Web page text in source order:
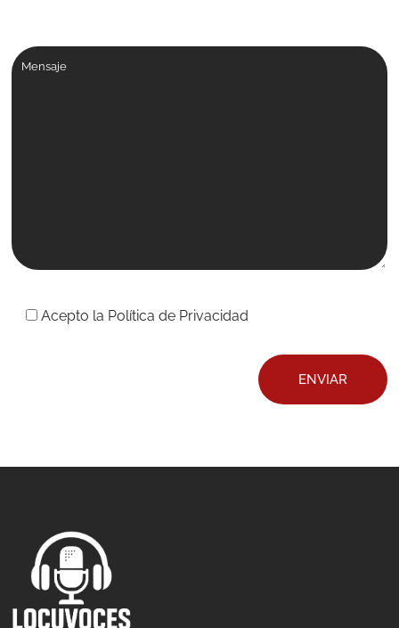
Acepto la Política de Privacidad